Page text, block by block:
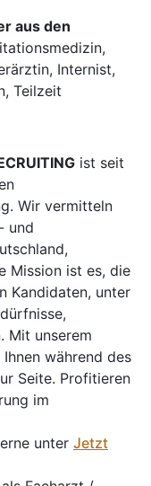
aus den
Internist,
Teilzeit
ist seit
Wir vermitteln
und
Mission ist es, die
Kandidaten, unter
Mit unserem
während des
Seite. Profitieren
im
unter Jetzt